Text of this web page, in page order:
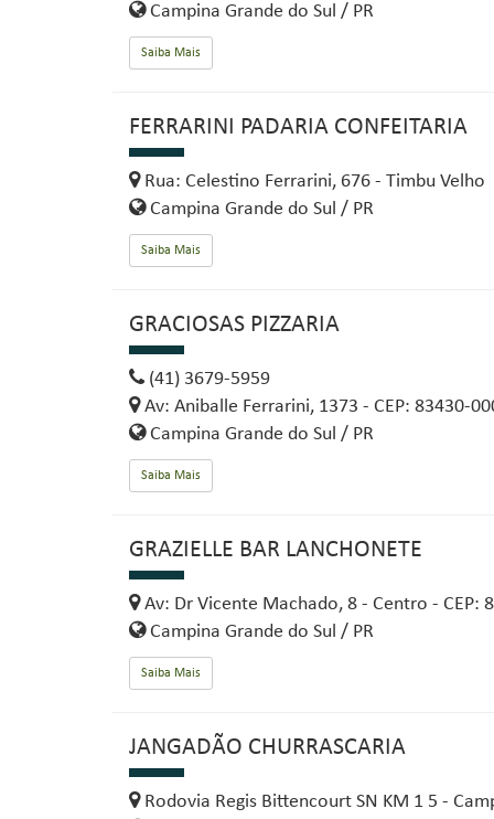
Campina Grande do Sul / PR
Saiba Mais
FERRARINI PADARIA CONFEITARIA
Rua: Celestino Ferrarini, 676 - Timbu Velho
Campina Grande do Sul / PR
Saiba Mais
GRACIOSAS PIZZARIA
(41) 3679-5959
Av: Aniballe Ferrarini, 1373 - CEP: 83430-
Campina Grande do Sul / PR
Saiba Mais
GRAZIELLE BAR LANCHONETE
Av: Dr Vicente Machado, 8 - Centro - CEP:
Campina Grande do Sul / PR
Saiba Mais
JANGADÃO CHURRASCARIA
Rodovia Regis Bittencourt SN KM 1 5 -